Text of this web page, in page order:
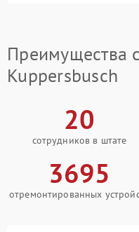
Преимущества
Kuppersbusch
20
сотрудников в штате
3695
отремонтированных